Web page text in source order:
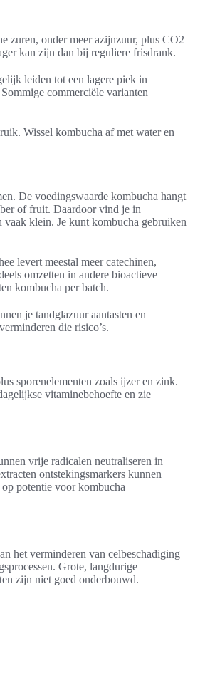
zuren, onder meer azijnzuur, plus CO2
kan zijn dan bij reguliere frisdrank.
leiden tot een lagere piek in
commerciële varianten
Wissel kombucha af met water en
De voedingswaarde kombucha hangt
of fruit. Daardoor vind je in
klein. Je kunt kombucha gebruiken
levert meestal meer catechinen,
omzetten in andere bioactieve
kombucha per batch.
je tandglazuur aantasten en
die risico’s.
sporenelementen zoals ijzer en zink.
vitaminebehoefte en zie
vrije radicalen neutraliseren in
ontstekingsmarkers kunnen
potentie voor kombucha
het verminderen van celbeschadiging
Grote, langdurige
zijn niet goed onderbouwd.